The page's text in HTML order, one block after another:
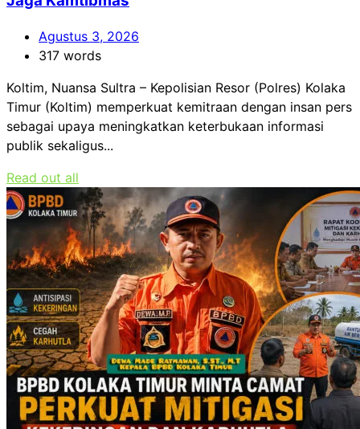
Agustus 3, 2026
317 words
Koltim, Nuansa Sultra – Kepolisian Resor (Polres) Kolaka
Timur (Koltim) memperkuat kemitraan dengan insan pers
sebagai upaya meningkatkan keterbukaan informasi
publik sekaligus...
Read out all